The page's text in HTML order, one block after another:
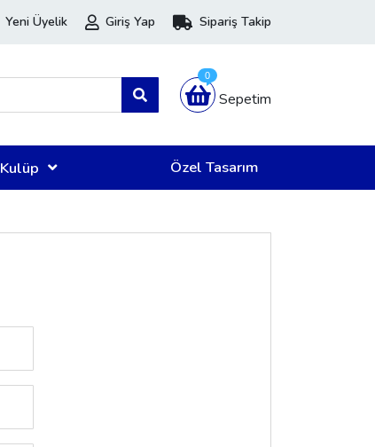
Yeni Üyelik Giriş Yap Sipariş Takip
0
Sepetim
Kulüp Özel Tasarım